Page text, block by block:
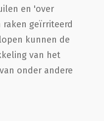
en 'over
geïrriteerd
kunnen de
van het
onder andere